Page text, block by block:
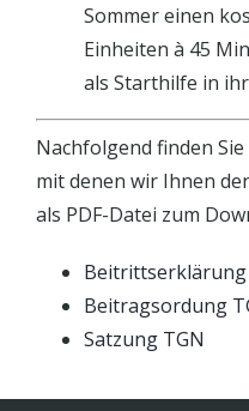
Sommer einen
Einheiten à 45
als Starthilfe in
Nachfolgend finden
mit denen wir Ihnen
als PDF-Datei zum
Beitrittserklärung
Beitragsordung
Satzung TGN